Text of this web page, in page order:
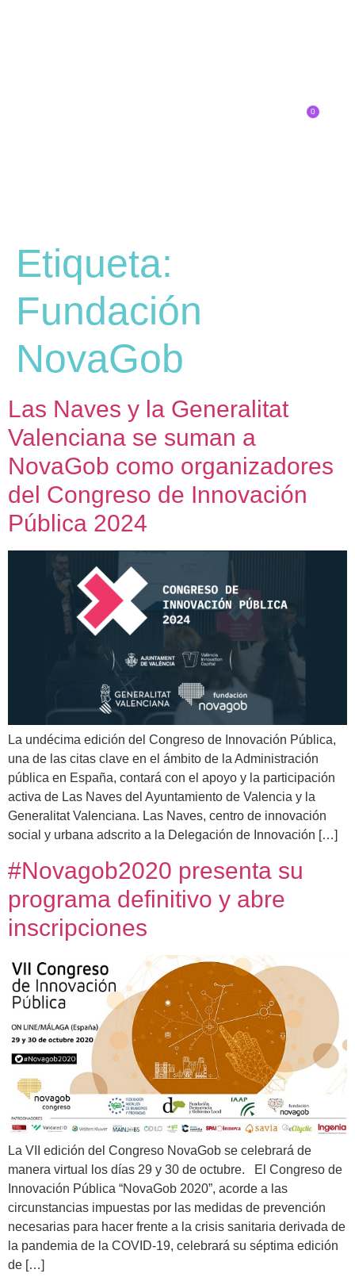
0
Etiqueta:
Fundación
NovaGob
Las Naves y la Generalitat
Valenciana se suman a
NovaGob como organizadores
del Congreso de Innovación
Pública 2024
La undécima edición del Congreso de Innovación Pública,
una de las citas clave en el ámbito de la Administración
pública en España, contará con el apoyo y la participación
activa de Las Naves del Ayuntamiento de Valencia y la
Generalitat Valenciana. Las Naves, centro de innovación
social y urbana adscrito a la Delegación de Innovación […]
#Novagob2020 presenta su
programa definitivo y abre
inscripciones
La VII edición del Congreso NovaGob se celebrará de
manera virtual los días 29 y 30 de octubre. El Congreso de
Innovación Pública “NovaGob 2020”, acorde a las
circunstancias impuestas por las medidas de prevención
necesarias para hacer frente a la crisis sanitaria derivada de
la pandemia de la COVID-19, celebrará su séptima edición
de […]